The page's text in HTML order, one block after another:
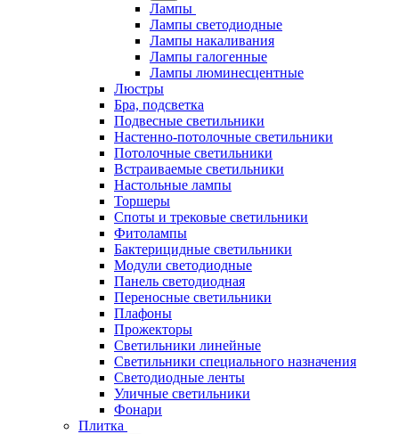
Лампы
Лампы светодиодные
Лампы накаливания
Лампы галогенные
Лампы люминесцентные
Люстры
Бра, подсветка
Подвесные светильники
Настенно-потолочные светильники
Потолочные светильники
Встраиваемые светильники
Настольные лампы
Торшеры
Споты и трековые светильники
Фитолампы
Бактерицидные светильники
Модули светодиодные
Панель светодиодная
Переносные светильники
Плафоны
Прожекторы
Светильники линейные
Светильники специального назначения
Светодиодные ленты
Уличные светильники
Фонари
Плитка